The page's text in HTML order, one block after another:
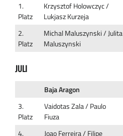
1.
Platz
Krzysztof Holowczyc /
Lukjasz Kurzeja
2.
Platz
Michal Maluszynski / Julita
Maluszynski
JULI
Baja Aragon
3.
Platz
Vaidotas Zala / Paulo
Fiuza
4.
Joao Ferreira / Filipe